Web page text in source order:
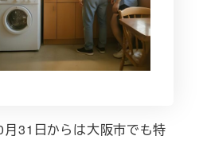
月31日からは大阪市でも特